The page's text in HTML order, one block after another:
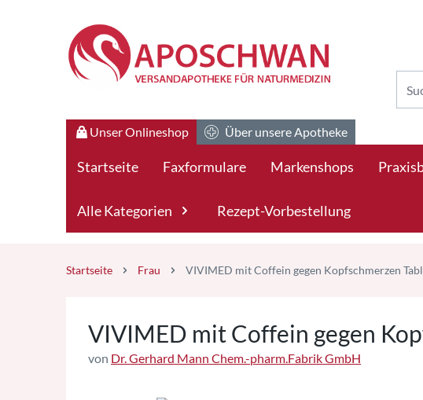
Unser Onlineshop Über unsere Apotheke
Startseite Faxformulare Markenshops
Alle Kategorien Rezept-Vorbestellung
Startseite Frau VIVIMED mit Coffein gegen Kopfschmerzen
VIVIMED mit Coffein gegen
von Dr. Gerhard Mann Chem.-pharm.Fabrik GmbH